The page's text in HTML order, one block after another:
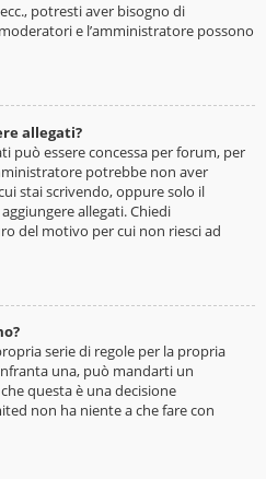
potresti aver bisogno di
e l’amministratore possono
allegati?
può essere concessa per forum, per
potrebbe non aver
stai scrivendo, oppure solo il
allegati. Chiedi
del motivo per cui non riesci ad
serie di regole per la propria
una, può mandarti un
questa è una decisione
non ha niente a che fare con